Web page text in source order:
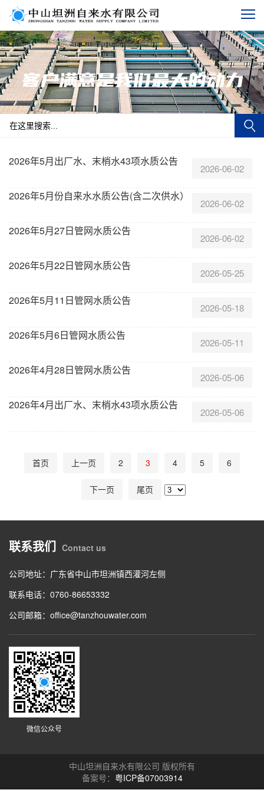
2026-06-02
2026年5月出厂水、末梢水43项水质公告
2026-06-02
2026年5月份自来水水质公告(含二次供水）
2026-06-02
2026年5月27日管网水质公告
2026-05-25
2026年5月22日管网水质公告
2026-05-18
2026年5月11日管网水质公告
2026-05-11
2026年5月6日管网水质公告
2026-05-06
2026年4月28日管网水质公告
2026-05-06
2026年4月出厂水、末梢水43项水质公告
首页 上一页 2 3 4 5 6
下一页 尾页
联系我们 Contact us
公司地址：广东省中山市坦洲镇西灌河左侧
联系电话：0760-86653332
公司邮箱：office@tanzhouwater.com
微信公众号
中山坦洲自来水有限公司 版权所有
备案号： 粤ICP备07003914